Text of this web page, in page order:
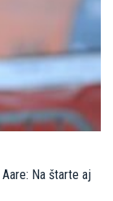
Na štarte aj